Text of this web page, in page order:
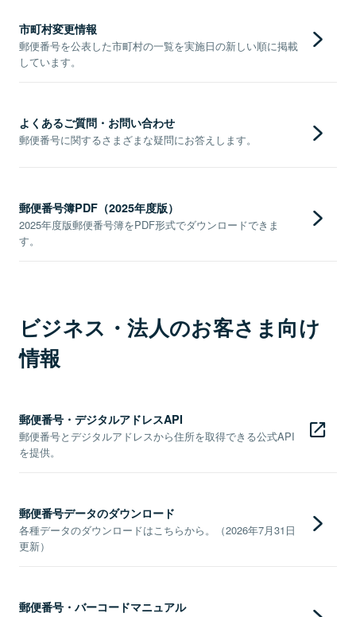
市町村変更情報
郵便番号を公表した市町村の一覧を実施日の新しい順に掲載
しています。
よくあるご質問・お問い合わせ
郵便番号に関するさまざまな疑問にお答えします。
郵便番号簿PDF（2025年度版）
2025年度版郵便番号簿をPDF形式でダウンロードできま
す。
ビジネス・法人のお客さま向け
情報
郵便番号・デジタルアドレスAPI
郵便番号とデジタルアドレスから住所を取得できる公式API
を提供。
郵便番号データのダウンロード
各種データのダウンロードはこちらから。（2026年7月31日
更新）
郵便番号・バーコードマニュアル